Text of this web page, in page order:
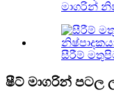
මාගරින්
සීරීම්
ෂීට් මාගරින් පටල